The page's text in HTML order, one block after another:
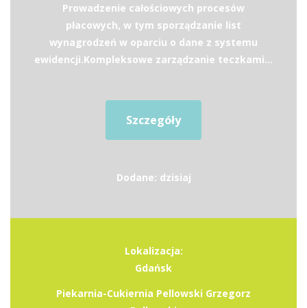
Prowadzenie całościowych procesów
płacowych, w tym sporządzanie list
wynagrodzeń w oparciu o dane z systemu
ewidencji.Kompleksowe zarządzanie teczkami...
Szczegóły
Dodane: dzisiaj
Lokalizacja:
Gdańsk
Piekarnia-Cukiernia Pellowski Grzegorz